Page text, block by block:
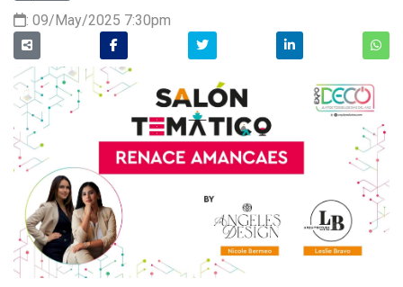
: 09/May/2025 7:30pm